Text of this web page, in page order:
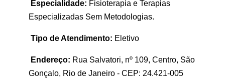
Especialidade: Fisioterapia e Terapias
Especializadas Sem Metodologias.
Tipo de Atendimento: Eletivo
Endereço: Rua Salvatori, nº 109, Centro, São
Gonçalo, Rio de Janeiro - CEP: 24.421-005